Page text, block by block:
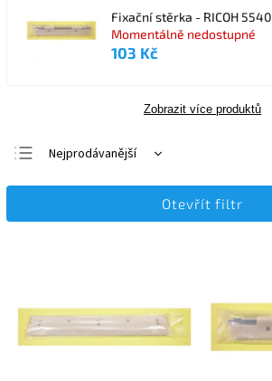
Fixační stěrka - RICOH 5540
Momentálně nedostupné
103 Kč
Zobrazit více produktů
Nejprodávanější
Nejlevnější
Otevřít filtr